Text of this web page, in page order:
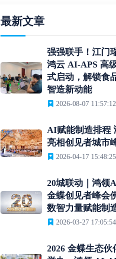
最新文章
强强联手！江门
鸿云 AI-APS 高
式启动，解锁食
智造新动能
2026-08-07 11:57:12
AI赋能制造排程
亮相创见者城市
2026-04-17 15:48:25
20城联动｜鸿领
金蝶创见者峰会
数智力量赋能制
2026-03-27 17:05:54
2026 金蝶生态伙